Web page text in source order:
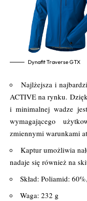
Dynafit Traverse GTX
Najlżejsza i
ACTIVE na rynku.
i minimalnej wadze
wymagającego
zmiennymi warunkami
Kaptur umożliwia
nadaje się również na
Skład: Poliamid:
Waga: 232 g